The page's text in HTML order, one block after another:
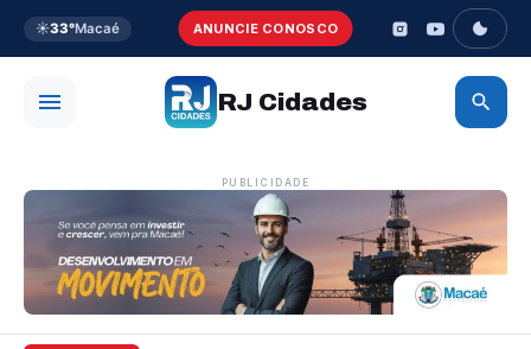
☀️33°Macaé ANUNCIE CONOSCO
RJ Cidades
PUBLICIDADE